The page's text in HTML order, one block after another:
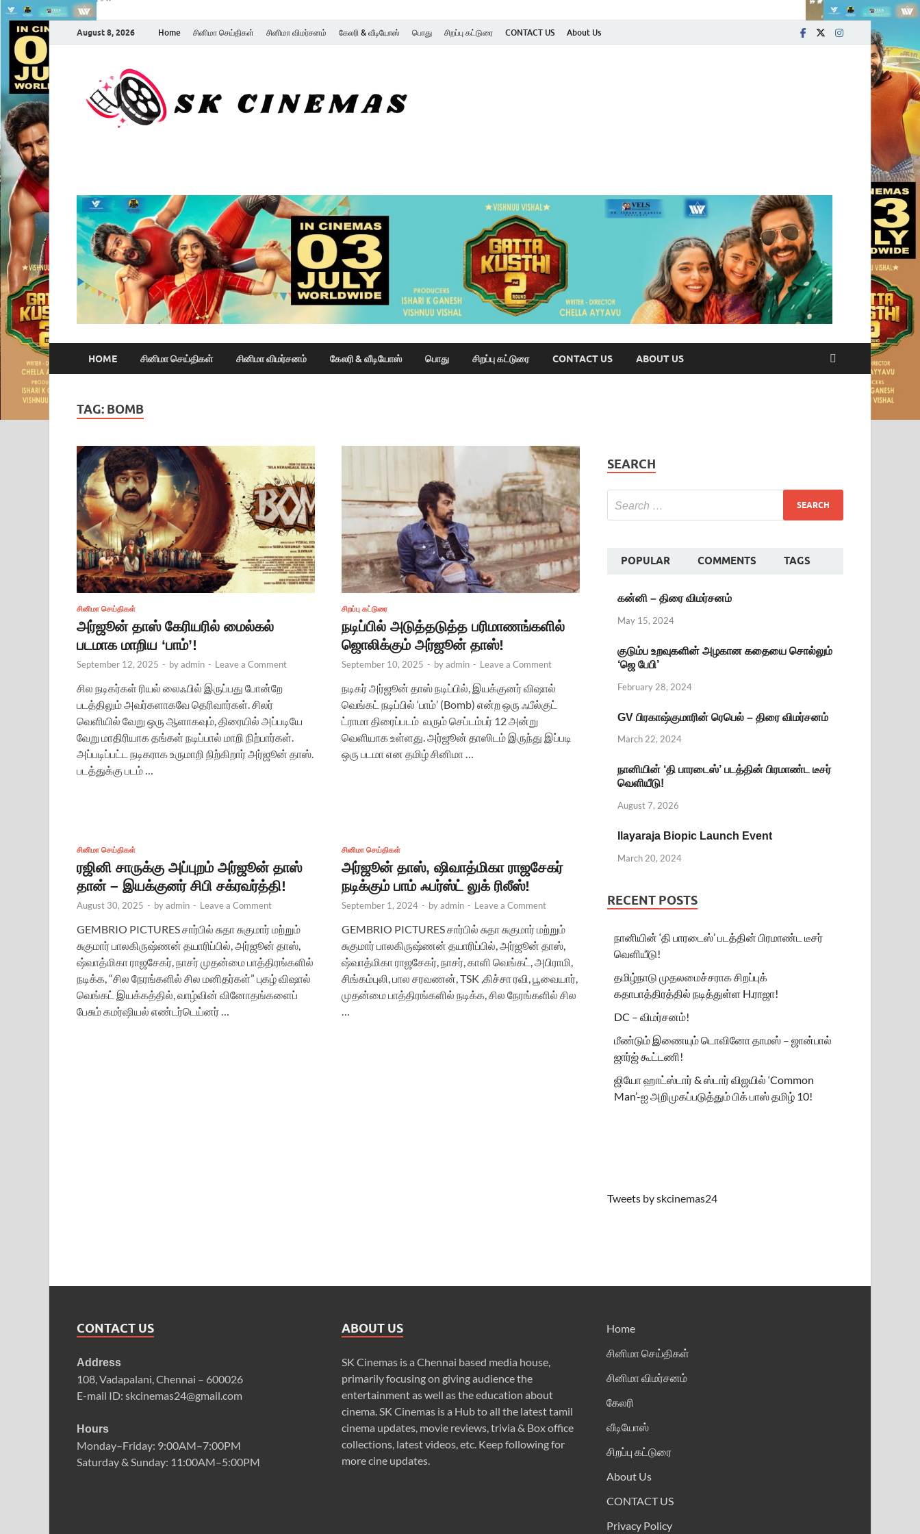
August 8, 2026 Home சினிமா செய்திகள் சினிமா விமர்சனம் கேலரி & வீடியோஸ் பொது சிறப்பு கட்டுரை CONTACT US About Us
HOME சினிமா செய்திகள் சினிமா விமர்சனம் கேலரி & வீடியோஸ் பொது சிறப்பு கட்டுரை CONTACT US ABOUT US
TAG: BOMB
சினிமா செய்திகள்
அர்ஜூன் தாஸ் கேரியரில் மைல்கல்
படமாக மாறிய ‘பாம்’!
September 12, 2025 - byadmin - Leave a Comment
சில நடிகர்கள் ரியல் லைஃபில் இருப்பது போன்றே
படத்திலும் அவர்களாகவே தெரிவார்கள். சிலர்
வெளியில் வேறு ஒரு ஆளாகவும், திரையில் அப்படியே
வேறு மாதிரியாக தங்கள் நடிப்பால் மாறி நிற்பார்கள்.
அப்படிப்பட்ட நடிகராக உருமாறி நிற்கிறார் அர்ஜூன் தாஸ்.
படத்துக்கு படம் …
சிறப்பு கட்டுரை
நடிப்பில் அடுத்தடுத்த பரிமாணங்களில்
ஜொலிக்கும் அர்ஜூன் தாஸ்!
September 10, 2025 - byadmin - Leave a Comment
நடிகர் அர்ஜூன் தாஸ் நடிப்பில், இயக்குனர் விஷால்
வெங்கட் நடிப்பில் ‘பாம்’ (Bomb) என்ற ஒரு ஃபீல்குட்
ட்ராமா திரைப்படம் வரும் செப்டம்பர் 12 அன்று
வெளியாக உள்ளது. அர்ஜூன் தாஸிடம் இருந்து இப்படி
ஒரு படமா என தமிழ் சினிமா …
சினிமா செய்திகள்
ரஜினி சாருக்கு அப்புறம் அர்ஜூன் தாஸ்
தான் – இயக்குனர் சிபி சக்ரவர்த்தி!
August 30, 2025 - byadmin - Leave a Comment
GEMBRIO PICTURES சார்பில் சுதா சுகுமார் மற்றும்
சுகுமார் பாலகிருஷ்ணன் தயாரிப்பில், அர்ஜூன் தாஸ்,
ஷ்வாத்மிகா ராஜசேகர், நாசர் முதன்மை பாத்திரங்களில்
நடிக்க, “சில நேரங்களில் சில மனிதர்கள்” புகழ் விஷால்
வெங்கட் இயக்கத்தில், வாழ்வின் வினோதங்களைப்
பேசும் கமர்ஷியல் எண்டர்டெய்னர் …
சினிமா செய்திகள்
அர்ஜூன் தாஸ், ஷிவாத்மிகா ராஜசேகர்
நடிக்கும் பாம் ஃபர்ஸ்ட் லுக் ரிலீஸ்!
September 1, 2024 - byadmin - Leave a Comment
GEMBRIO PICTURES சார்பில் சுதா சுகுமார் மற்றும்
சுகுமார் பாலகிருஷ்ணன் தயாரிப்பில், அர்ஜூன் தாஸ்,
ஷ்வாத்மிகா ராஜசேகர், நாசர், காளி வெங்கட், அபிராமி,
சிங்கம்புலி, பால சரவணன், TSK ,கிச்சா ரவி, பூவையார்,
முதன்மை பாத்திரங்களில் நடிக்க, சில நேரங்களில் சில
SEARCH
POPULAR COMMENTS TAGS
கன்னி – திரை விமர்சனம்
May 15, 2024
குடும்ப உறவுகளின் அழகான கதையை சொல்லும்
‘ஜெ பேபி’
February 28, 2024
GV பிரகாஷ்குமாரின் ரெபெல் – திரை விமர்சனம்
March 22, 2024
நானியின் ‘தி பாரடைஸ்’ படத்தின் பிரமாண்ட டீசர்
வெளியீடு!
August 7, 2026
Ilayaraja Biopic Launch Event
March 20, 2024
RECENT POSTS
நானியின் ‘தி பாரடைஸ்’ படத்தின் பிரமாண்ட டீசர்
வெளியீடு!
தமிழ்நாடு முதலமைச்சராக சிறப்புக்
கதாபாத்திரத்தில் நடித்துள்ள H.ராஜா!
DC – விமர்சனம்!
மீண்டும் இணையும் டொவினோ தாமஸ் – ஜான்பால்
ஜார்ஜ் கூட்டணி!
ஜியோ ஹாட்ஸ்டார் & ஸ்டார் விஜயில் ‘Common
Man’-ஐ அறிமுகப்படுத்தும் பிக் பாஸ் தமிழ் 10!
Tweets by skcinemas24
CONTACT US
Address
108, Vadapalani, Chennai – 600026
E-mail ID: skcinemas24@gmail.com
Hours
Monday–Friday: 9:00AM–7:00PM
Saturday & Sunday: 11:00AM–5:00PM
ABOUT US
SK Cinemas is a Chennai based media house,
primarily focusing on giving audience the
entertainment as well as the education about
cinema. SK Cinemas is a Hub to all the latest tamil
cinema updates, movie reviews, trivia & Box office
collections, latest videos, etc. Keep following for
more cine updates.
Home
சினிமா செய்திகள்
சினிமா விமர்சனம்
கேலரி
வீடியோஸ்
சிறப்பு கட்டுரை
About Us
CONTACT US
Privacy Policy